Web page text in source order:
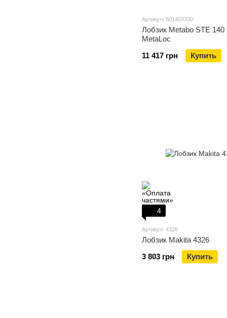
Артикул: 601403700
Лобзик Metabo STE 140
MetaLoc
11 417 грн
Купить
4
Артикул: 4326
Лобзик Makita 4326
3 803 грн
Купить